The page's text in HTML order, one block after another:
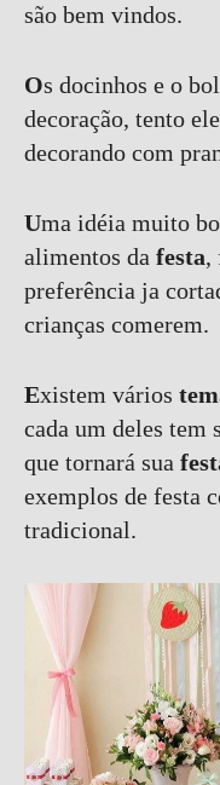
são bem vindos.
Os docinhos e o
decoração, tento
decorando com
Uma idéia muito
alimentos da festa,
preferência ja
crianças comerem.
Existem vários
cada um deles tem
que tornará sua
exemplos de festa
tradicional.